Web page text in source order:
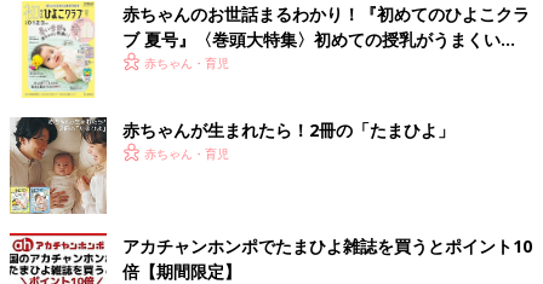
赤ちゃんのお世話まるわかり！『初めてのひよこクラ
ブ 夏号』〈巻頭大特集〉初めての授乳がうまくい
く！ おっぱい・ミルクの基本と夏のトラブル 解決テ
赤ちゃん・育児
赤ちゃんが生まれたら！2冊の「たまひよ」
赤ちゃん・育児
アカチャンホンポでたまひよ雑誌を買うとポイント10
倍【期間限定】